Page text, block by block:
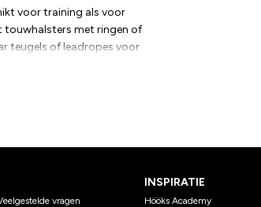
voor training als voor
touwhalsters met ringen of
teugels of leadropes voor
de perfecte halster voor
vragen
INSPIRATIE
Hööks Academy